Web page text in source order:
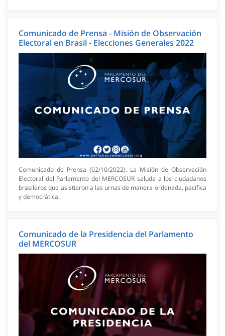
Comunicado de Prensa - Misión de Observación
Electoral en Brasil - Elecciones Generales 2022
Comunicado de Prensa (02/10/2022). La Misión de Observación
Electoral del Parlamento del MERCOSUR saluda a los ciudadanos
brasileros que asistieron a las urnas de manera ordenada, pacífica
y democrática.
Comunicado de la Presidencia del Parlamento
del MERCOSUR